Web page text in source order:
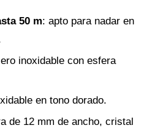
50 m: apto para nadar en
inoxidable con esfera
en tono dorado.
de 12 mm de ancho, cristal